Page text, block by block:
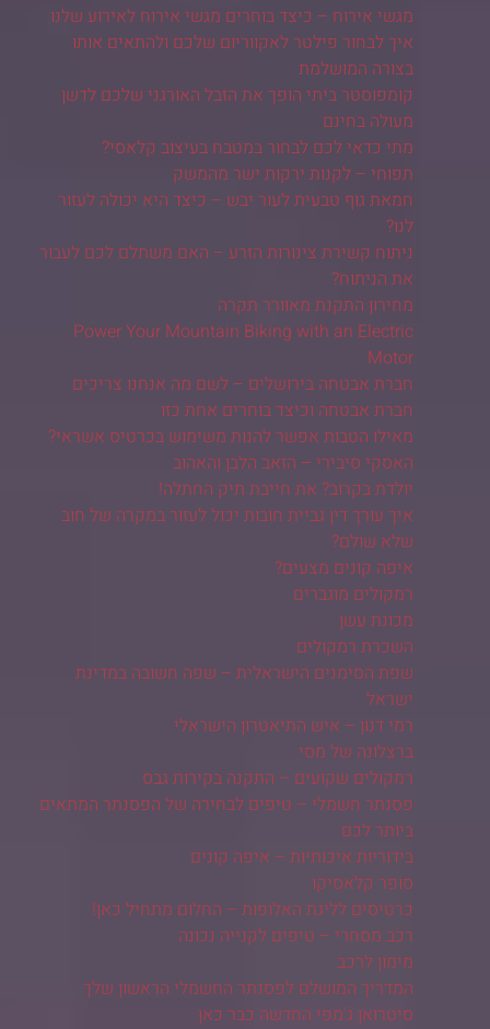
מגשי אירוח – כיצד בוחרים מגשי אירוח לאירוע שלנו
איך לבחור פילטר לאקווריום שלכם ולהתאים אותו
בצורה המושלמת
קומפוסטר ביתי הופך את הזבל האורגני שלכם לדשן
מעולה בחינם
מתי כדאי לכם לבחור במטבח בעיצוב קלאסי?
תפוחי – לקנות ירקות ישר מהמשק
חמאת גוף טבעית לעור יבש – כיצד היא יכולה לעזור
לנו?
ניתוח קשירת צינורות הזרע – האם משתלם לכם לעבור
את הניתוח?
מחירון התקנת מאוורר תקרה
Power Your Mountain Biking with an Electric
Motor
חברת אבטחה בירושלים – לשם מה אנחנו צריכים
חברת אבטחה וכיצד בוחרים אחת כזו
מאילו הטבות אפשר להנות משימוש בכרטיס אשראי?
האסקי סיבירי – הזאב הלבן והאהוב
יולדת בקרוב? את חייבת תיק החתלה!
איך עורך דין גביית חובות יכול לעזור במקרה של חוב
שלא שולם?
איפה קונים מצעים?
רמקולים מוגברים
מכונת עשן
השכרת רמקולים
שפת הסימנים הישראלית – שפה חשובה במדינת
ישראל
רמי דנון – איש התיאטרון הישראלי
ברצלונה של מסי
רמקולים שקועים – התקנה בקירות גבס
פסנתר חשמלי – טיפים לבחירה של הפסנתר המתאים
ביותר לכם
בידוריות איכותיות – איפה קונים
סופר קלאסיקו
כרטיסים לליגת האלופות – החלום מתחיל כאן!
רכב מסחרי – טיפים לקנייה נכונה
מימון לרכב
המדריך המושלם לפסנתר החשמלי הראשון שלך
סיטרואן ג'מפי החדשה כבר כאן